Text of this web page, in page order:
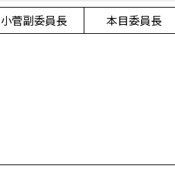
小菅副委員長 本目委員長